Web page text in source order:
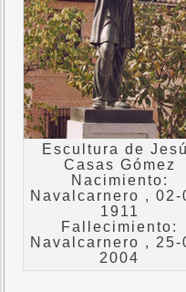
Escultura de
Casas Gómez
Nacimiento:
Navalcarnero , 02-
1911
Fallecimiento:
Navalcarnero , 25-
2004